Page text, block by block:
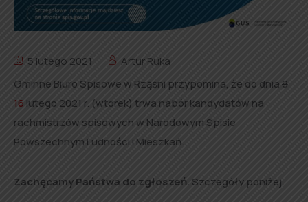
5 lutego 2021
Artur Ruka
Gminne Biuro Spisowe w Rząśni przypomina, że do dnia9
16 lutego 2021 r. (wtorek) trwa nabór kandydatów na
rachmistrzów spisowych w Narodowym Spisie
Powszechnym Ludności i Mieszkań.
Zachęcamy Państwa do zgłoszeń.Szczegóły poniżej.